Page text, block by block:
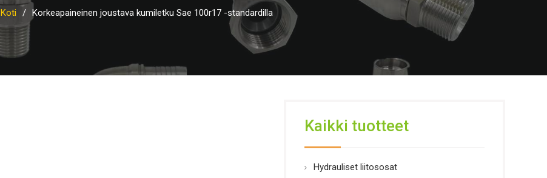
Koti Korkeapaineinen joustava kumiletku Sae 100r17 -standardilla
Kaikki tuotteet
Hydrauliset liitososat